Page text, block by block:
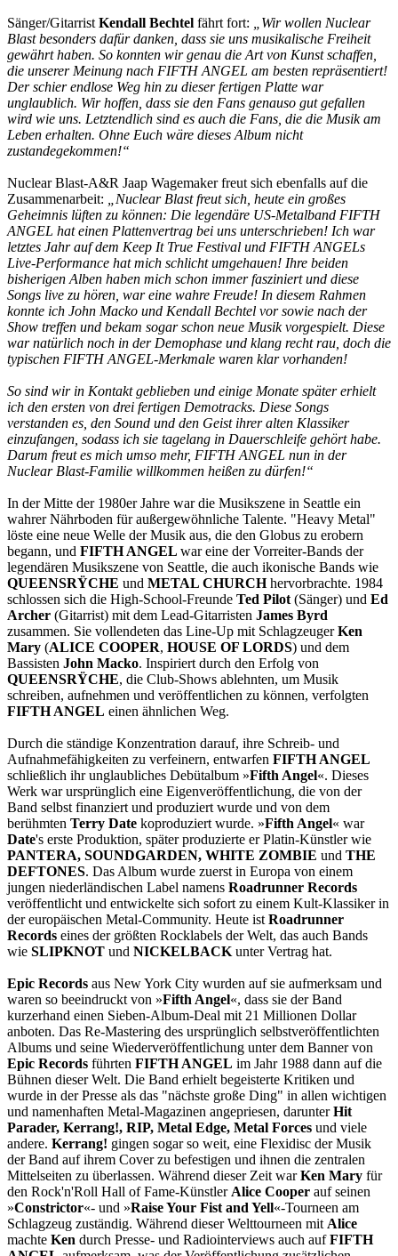
Sänger/GitarristKendall Bechtel fährt fort: „Wir wollen Nuclear
Blast besonders dafür danken, dass sie uns musikalische Freiheit
gewährt haben. So konnten wir genau die Art von Kunst schaffen,
die unserer Meinung nach FIFTH ANGEL am besten repräsentiert!
Der schier endlose Weg hin zu dieser fertigen Platte war
unglaublich. Wir hoffen, dass sie den Fans genauso gut gefallen
wird wie uns. Letztendlich sind es auch die Fans, die die Musik am
Leben erhalten. Ohne Euch wäre dieses Album nicht
zustandegekommen!“
Nuclear Blast-A&R Jaap Wagemaker freut sich ebenfalls auf die
Zusammenarbeit: „Nuclear Blast freut sich, heute ein großes
Geheimnis lüften zu können: Die legendäre US-Metalband FIFTH
ANGEL hat einen Plattenvertrag bei uns unterschrieben! Ich war
letztes Jahr auf dem Keep It True Festival und FIFTH ANGELs
Live-Performance hat mich schlicht umgehauen! Ihre beiden
bisherigen Alben haben mich schon immer fasziniert und diese
Songs live zu hören, war eine wahre Freude! In diesem Rahmen
konnte ich John Macko und Kendall Bechtel vor sowie nach der
Show treffen und bekam sogar schon neue Musik vorgespielt. Diese
war natürlich noch in der Demophase und klang recht rau, doch die
typischen FIFTH ANGEL-Merkmale waren klar vorhanden!
So sind wir in Kontakt geblieben und einige Monate später erhielt
ich den ersten von drei fertigen Demotracks. Diese Songs
verstanden es, den Sound und den Geist ihrer alten Klassiker
einzufangen, sodass ich sie tagelang in Dauerschleife gehört habe.
Darum freut es mich umso mehr, FIFTH ANGEL nun in der
Nuclear Blast-Familie willkommen heißen zu dürfen!“
In der Mitte der 1980er Jahre war die Musikszene in Seattle ein
wahrer Nährboden für außergewöhnliche Talente. "Heavy Metal"
löste eine neue Welle der Musik aus, die den Globus zu erobern
begann, und FIFTH ANGEL war eine der Vorreiter-Bands der
legendären Musikszene von Seattle, die auch ikonische Bands wie
QUEENSRŸCHE und METAL CHURCHhervorbrachte. 1984
schlossen sich die High-School-Freunde Ted Pilot(Sänger) und Ed
Archer (Gitarrist) mit dem Lead-Gitarristen James Byrd
zusammen. Sie vollendeten das Line-Up mit SchlagzeugerKen
Mary (ALICE COOPER, HOUSE OF LORDS) und dem
Bassisten John Macko. Inspiriert durch den Erfolg von
QUEENSRŸCHE, die Club-Shows ablehnten, um Musik
schreiben, aufnehmen und veröffentlichen zu können, verfolgten
FIFTH ANGEL einen ähnlichen Weg.
Durch die ständige Konzentration darauf, ihre Schreib- und
Aufnahmefähigkeiten zu verfeinern, entwarfen FIFTH ANGEL
schließlich ihr unglaubliches Debütalbum »Fifth Angel«. Dieses
Werk war ursprünglich eine Eigenveröffentlichung, die von der
Band selbst finanziert und produziert wurde und von dem
berühmten Terry Date koproduziert wurde. »Fifth Angel« war
Date's erste Produktion, später produzierte er Platin-Künstler wie
PANTERA, SOUNDGARDEN, WHITE ZOMBIE und THE
DEFTONES. Das Album wurde zuerst in Europa von einem
jungen niederländischen Label namens Roadrunner Records
veröffentlicht und entwickelte sich sofort zu einem Kult-Klassiker in
der europäischen Metal-Community. Heute istRoadrunner
Records eines der größten Rocklabels der Welt, das auch Bands
wie SLIPKNOT und NICKELBACKunter Vertrag hat.
Epic Records aus New York City wurden auf sie aufmerksam und
waren so beeindruckt von »Fifth Angel«, dass sie der Band
kurzerhand einen Sieben-Album-Deal mit 21 Millionen Dollar
anboten. Das Re-Mastering des ursprünglich selbstveröffentlichten
Albums und seine Wiederveröffentlichung unter dem Banner von
Epic Records führten FIFTH ANGEL im Jahr 1988 dann auf die
Bühnen dieser Welt. Die Band erhielt begeisterte Kritiken und
wurde in der Presse als das "nächste große Ding" in allen wichtigen
und namenhaften Metal-Magazinen angepriesen, darunterHit
Parader, Kerrang!, RIP, Metal Edge, Metal Forces und viele
andere. Kerrang! gingen sogar so weit, eine Flexidisc der Musik
der Band auf ihrem Cover zu befestigen und ihnen die zentralen
Mittelseiten zu überlassen. Während dieser Zeit warKen Mary für
den Rock'n'Roll Hall of Fame-KünstlerAlice Cooper auf seinen
»Constrictor«- und »Raise Your Fist and Yell«-Tourneen am
Schlagzeug zuständig. Während dieser Welttourneen mitAlice
machte Ken durch Presse- und Radiointerviews auch aufFIFTH